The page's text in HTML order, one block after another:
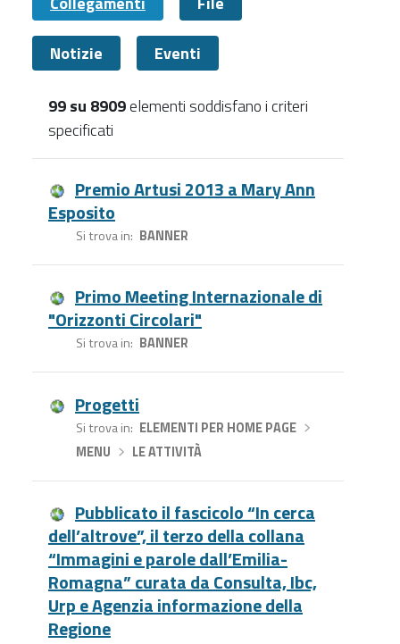
Notizie Eventi
99 su 8909elementi soddisfano i criteri
specificati
Premio Artusi 2013 a Mary Ann
Esposito
Si trova in BANNER
Primo Meeting Internazionale di
"Orizzonti Circolari"
Si trova in BANNER
Progetti
Si trova in ELEMENTI PER HOME PAGE›
MENU
LE ATTIVITÀ
Pubblicato il fascicolo “In cerca
dell’altrove”, il terzo della collana
“Immagini e parole dall’Emilia-
Romagna” curata da Consulta, Ibc,
Urp e Agenzia informazione della
Regione